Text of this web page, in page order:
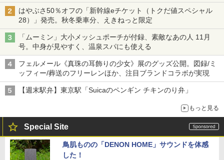
はやぶさ50％オフの「新幹線eチケット（トクだ値スペシャル
28）」発売。秋冬乗車分、えきねっと限定
「ムーミン」大小メッシュポーチが付録、素敵なあの人 11月
号。中身が見やすく、温泉スパにも使える
フェルメール《真珠の耳飾りの少女》展のグッズ公開。図録/ミ
ッフィー/葬送のフリーレンほか、注目ブランドコラボが実現
【週末駅弁】東京駅「Suicaのペンギン チキンのり弁」
もっと見る
Special Site
鳥肌ものの「DENON HOME」サウンドを体感
した！